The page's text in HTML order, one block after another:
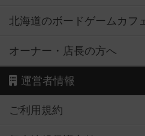
北海道のボードゲームカフ
オーナー・店長の方へ
運営者情報
ご利用規約